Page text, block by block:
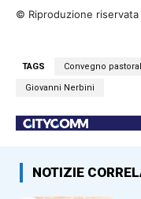
© Riproduzione riservata
TAGS Convegno
Giovanni Nerbini
NOTIZIE